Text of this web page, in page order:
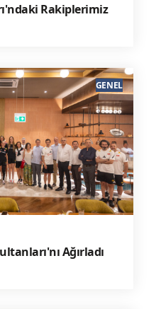
Rakiplerimiz
Ağırladı
GENEL